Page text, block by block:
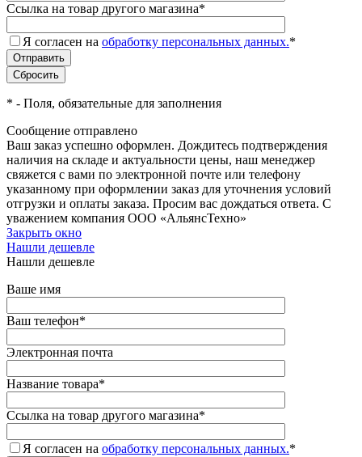
Ссылка на товар другого магазина*
Я согласен на обработку персональных данных.*
* - Поля, обязательные для заполнения
Сообщение отправлено
Ваш заказ успешно оформлен. Дождитесь подтверждения
наличия на складе и актуальности цены, наш менеджер
свяжется с вами по электронной почте или телефону
указанному при оформлении заказ для уточнения условий
отгрузки и оплаты заказа. Просим вас дождаться ответа. С
уважением компания ООО «АльянсТехно»
Закрыть окно
Нашли дешевле
Нашли дешевле
Ваше имя
Ваш телефон*
Электронная почта
Название товара*
Ссылка на товар другого магазина*
Я согласен на обработку персональных данных.*